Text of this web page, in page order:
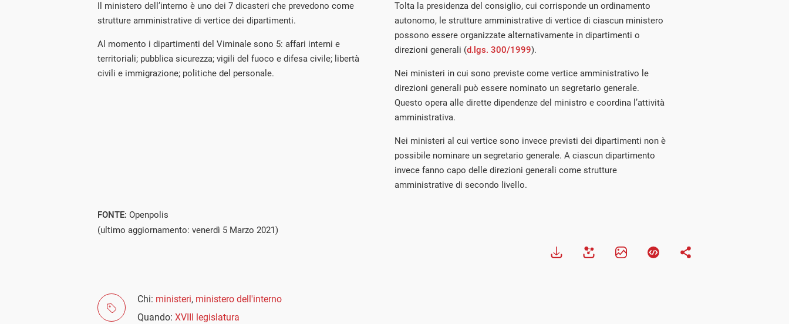
Il ministero dell’interno è uno dei 7 dicasteri che prevedono come
strutture amministrative di vertice dei dipartimenti.
Al momento i dipartimenti del Viminale sono 5: affari interni e
territoriali; pubblica sicurezza; vigili del fuoco e difesa civile; libertà
civili e immigrazione; politiche del personale.
Tolta la presidenza del consiglio, cui corrisponde un ordinamento
autonomo, le strutture amministrative di vertice di ciascun ministero
possono essere organizzate alternativamente in dipartimenti o
direzioni generali (d.lgs. 300/1999).
Nei ministeri in cui sono previste come vertice amministrativo le
direzioni generali può essere nominato un segretario generale.
Questo opera alle dirette dipendenze del ministro e coordina l’attività
amministrativa.
Nei ministeri al cui vertice sono invece previsti dei dipartimenti non è
possibile nominare un segretario generale. A ciascun dipartimento
invece fanno capo delle direzioni generali come strutture
amministrative di secondo livello.
FONTE: Openpolis
(ultimo aggiornamento: venerdì 5 Marzo 2021)
Chi: ministeri, ministero dell'interno
Quando: XVIII legislatura